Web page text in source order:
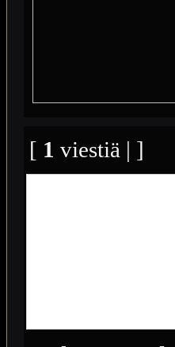
[ 1 viestiä | ]